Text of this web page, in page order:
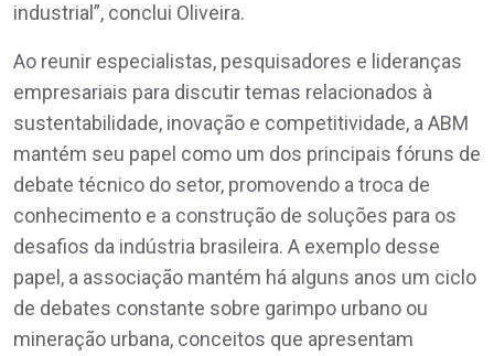
industrial”, conclui Oliveira.
Ao reunir especialistas, pesquisadores e lideranças
empresariais para discutir temas relacionados à
sustentabilidade, inovação e competitividade, a ABM
mantém seu papel como um dos principais fóruns de
debate técnico do setor, promovendo a troca de
conhecimento e a construção de soluções para os
desafios da indústria brasileira. A exemplo desse
papel, a associação mantém há alguns anos um ciclo
de debates constante sobre garimpo urbano ou
mineração urbana, conceitos que apresentam